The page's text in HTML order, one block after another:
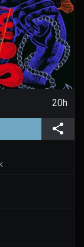
20h
de l'évènement)